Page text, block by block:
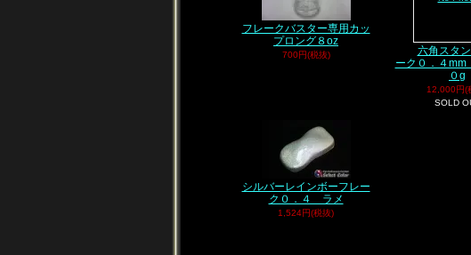
フレークバスター専用カッ
プロング８oz
700円(税抜)
六角スタ
ーク０．４
０g
12,000円(
SOLD
シルバーレインボーフレー
ク０．４ ラメ
1,524円(税抜)